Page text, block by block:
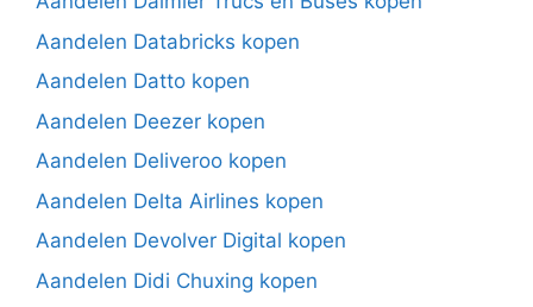
Aandelen Databricks kopen
Aandelen Datto kopen
Aandelen Deezer kopen
Aandelen Deliveroo kopen
Aandelen Delta Airlines kopen
Aandelen Devolver Digital kopen
Aandelen Didi Chuxing kopen